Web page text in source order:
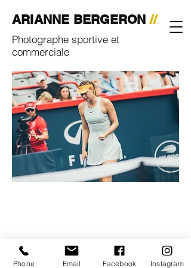
ARIANNE BERGERON//
Photographe sportive et
commerciale
© 2023 By Arianne Bergeron |
Montréal, Qc |
438-831-0779
|
arianne.bergeron@gmail.com
Phone Email Facebook Instagram